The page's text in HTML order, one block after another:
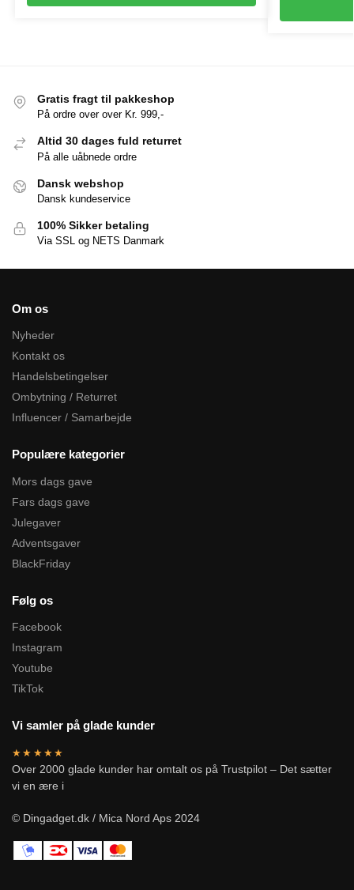
Gratis fragt til pakkeshop
På ordre over over Kr. 999,-
Altid 30 dages fuld returret
På alle uåbnede ordre
Dansk webshop
Dansk kundeservice
100% Sikker betaling
Via SSL og NETS Danmark
Om os
Nyheder
Kontakt os
Handelsbetingelser
Ombytning / Returret
Influencer / Samarbejde
Populære kategorier
Mors dags gave
Fars dags gave
Julegaver
Adventsgaver
BlackFriday
Følg os
Facebook
Instagram
Youtube
TikTok
Vi samler på glade kunder
★★★★★
Over 2000 glade kunder har omtalt os på Trustpilot – Det sætter
vi en ære i
© Dingadget.dk / Mica Nord Aps 2024